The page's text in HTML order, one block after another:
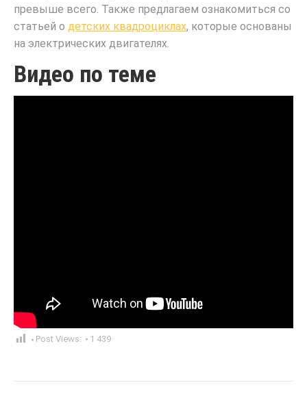
превыше всего. Также предлагаем ознакомиться со
статьей о детских квадроциклах, которые основаны
на электрических двигателях.
Видео по теме
Post Views: 1 439